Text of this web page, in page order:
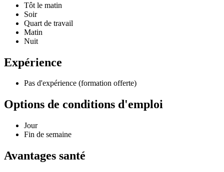
Tôt le matin
Soir
Quart de travail
Matin
Nuit
Expérience
Pas d'expérience (formation offerte)
Options de conditions d'emploi
Jour
Fin de semaine
Avantages santé